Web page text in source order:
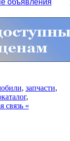
объявления
, запчасти,
,
связь «